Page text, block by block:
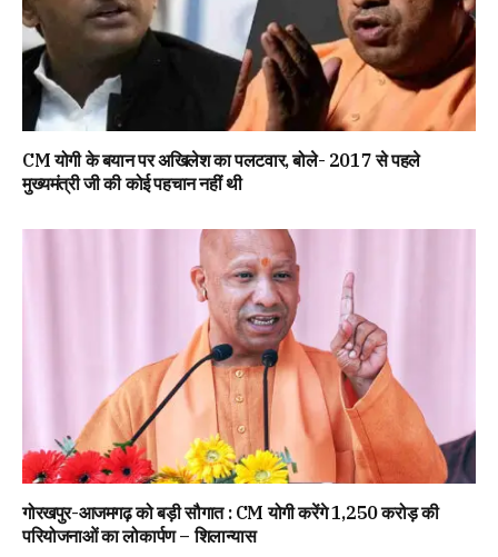
CM योगी के बयान पर अखिलेश का पलटवार, बोले- 2017 से पहले
मुख्यमंत्री जी की कोई पहचान नहीं थी
गोरखपुर-आजमगढ़ को बड़ी सौगात : CM योगी करेंगे 1,250 करोड़ की
परियोजनाओं का लोकार्पण – शिलान्यास